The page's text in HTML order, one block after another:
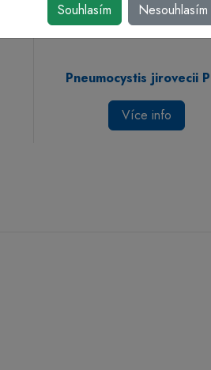
Pneumocystis jirovecii
Více info
Souhlasím Nesouhlasím